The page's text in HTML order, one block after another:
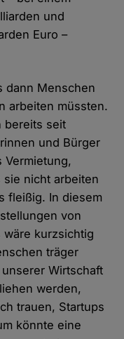
und
Euro –
dann Menschen
arbeiten müssten.
bereits seit
und Bürger
Vermietung,
sie nicht arbeiten
fleißig. In diesem
von
wäre kurzsichtig
träger
Wirtschaft
werden,
trauen, Startups
könnte eine